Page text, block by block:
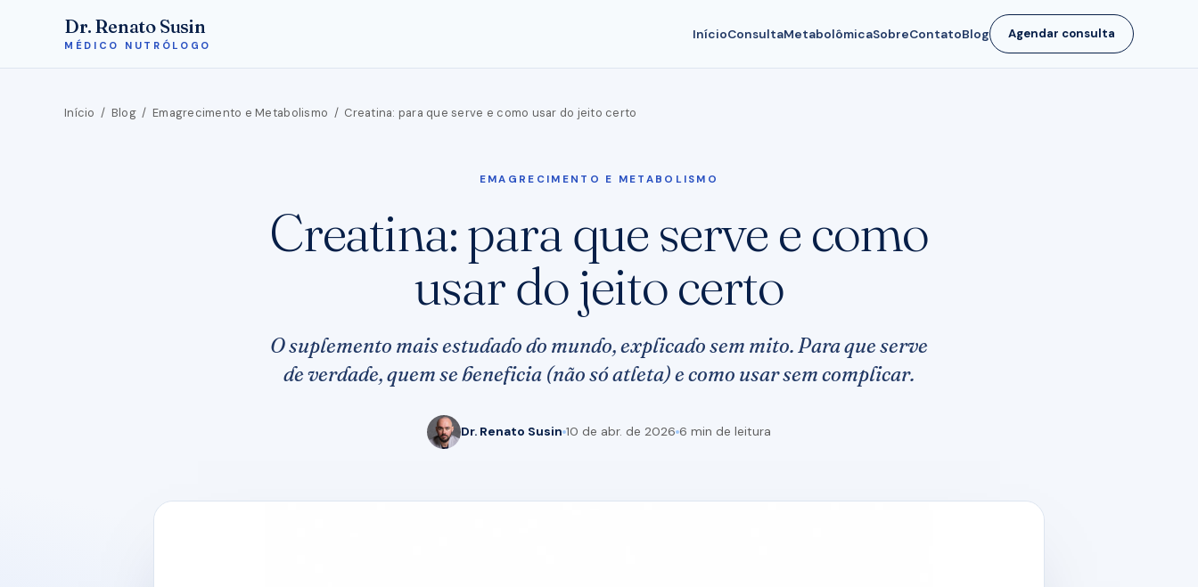
Dr. Renato Susin
MÉDICO NUTRÓLOGO
InícioConsultaMetabolômicaSobreContatoBlog Agendar consulta
Início / Blog/ Emagrecimento e Metabolismo / Creatina: para que serve e como usar do jeito certo
EMAGRECIMENTO E METABOLISMO
Creatina: para que serve e como
usar do jeito certo
O suplemento mais estudado do mundo, explicado sem mito. Para que serve
de verdade, quem se beneficia (não só atleta) e como usar sem complicar.
Dr. Renato Susin 10 de abr. de 2026 6 min de leitura